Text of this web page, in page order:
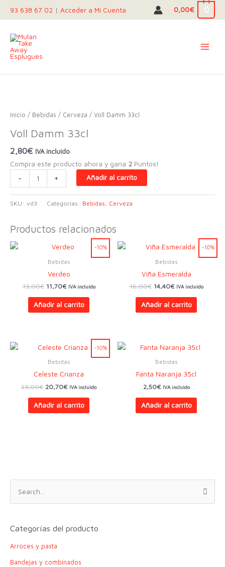
93 638 67 02 | Acceder a Mi Cuenta 0,00€ 0
Inicio / Bebidas / Cerveza / Voll Damm 33cl
Voll Damm 33cl
2,80€ IVA incluido
Compra este producto ahora y gana 2 Puntos!
-
Damm
33cl
cantidad
+ Añadir al carrito
SKU: vd3 Categorías: Bebidas, Cerveza
Productos relacionados
-10%
Bebidas
Verdeo
13,00€ El
original
11,70€El
actual
IVA incluido
Añadir al carrito
-10%
Bebidas
Viña Esmeralda
16,00€ El
original
14,40€El
actual
IVA incluido
Añadir al carrito
-10%
Bebidas
Celeste Crianza
23,00€ El
original
20,70€El
actual
IVA incluido
Añadir al carrito
Bebidas
Fanta Naranja 35cl
2,50€ IVA incluido
Añadir al carrito
r
p
Categorías del producto
Arroces y pasta
Bandejas y combinados